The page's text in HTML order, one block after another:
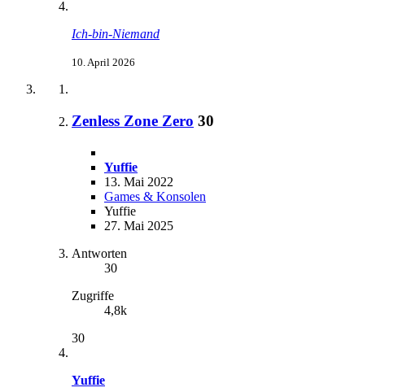
Ich-bin-Niemand
10. April 2026
Zenless Zone Zero 30
Yuffie
13. Mai 2022
Games & Konsolen
Yuffie
27. Mai 2025
Antworten
30
Zugriffe
4,8k
30
Yuffie